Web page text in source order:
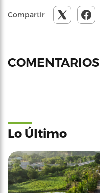
Compartir
COMENTARIOS
Lo Último